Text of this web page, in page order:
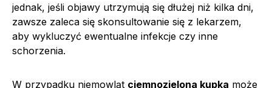
jednak, jeśli objawy utrzymują się dłużej niż kilka dni,
zawsze zaleca się skonsultowanie się z lekarzem,
aby wykluczyć ewentualne infekcje czy inne
schorzenia.
W przypadku niemowląt ciemnozielona kupka może